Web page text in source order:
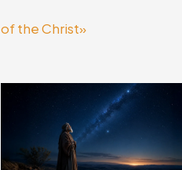
of the Christ»